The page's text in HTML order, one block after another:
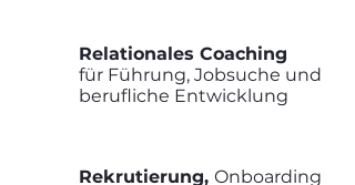
Relationales Coaching
für Führung, Jobsuche und
berufliche Entwicklung
Rekrutierung, Onboarding